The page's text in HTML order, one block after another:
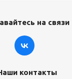
на связи
контакты